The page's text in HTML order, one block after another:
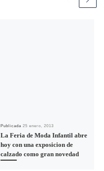
Publicada25 enero, 2013
La Feria de Moda Infantil abre
hoy con una exposicion de
calzado como gran novedad